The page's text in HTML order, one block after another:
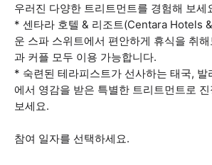
우러진 다양한 트리트먼트를 경험해 보세
* 센타라 호텔 & 리조트(Centara Hotels
운 스파 스위트에서 편안하게 휴식을 취
과 커플 모두 이용 가능합니다.
* 숙련된 테라피스트가 선사하는 태국, 발
에서 영감을 받은 특별한 트리트먼트로
보세요.
참여 일자를 선택하세요.